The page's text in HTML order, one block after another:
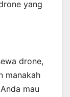
yang
drone,
manakah
mau